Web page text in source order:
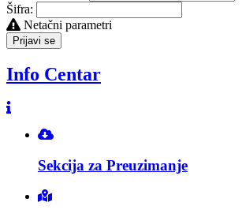
Šifra:
Netačni parametri
Prijavi se
Info Centar
Sekcija za Preuzimanje